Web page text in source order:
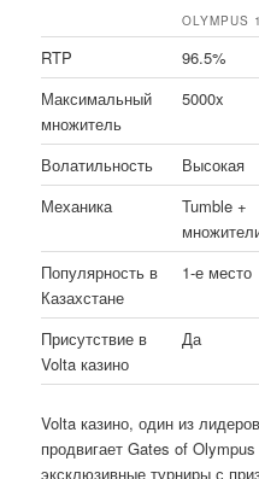
OLYMPUS
RTP 96.5%
Максимальный
множитель
5000x
Волатильность Высокая
Механика
Tumble +
Популярность в
Казахстане
1-е место
Присутствие в
Volta казино
Да
Volta казино, один из
продвигает Gates of
эксклюзивные турниры с